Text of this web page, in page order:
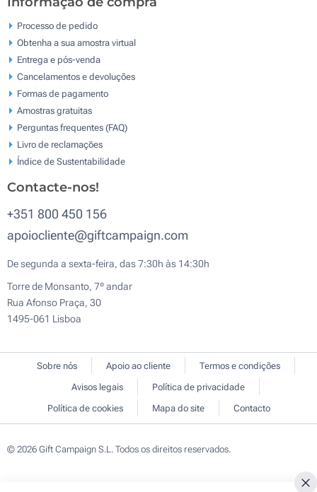
Processo de pedido
Obtenha a sua amostra virtual
Entrega e pós-venda
Cancelamentos e devoluções
Formas de pagamento
Amostras gratuitas
Perguntas frequentes (FAQ)
Livro de reclamaçōes
Índice de Sustentabilidade
Contacte-nos!
+351 800 450 156
apoiocliente@giftcampaign.com
De segunda a sexta-feira, das 7:30h às 14:30h
Torre de Monsanto, 7º andar
Rua Afonso Praça, 30
1495-061 Lisboa
Sobre nós Apoio ao cliente
Termos e condições
Avisos legais
Política de privacidade
Política de cookies
Mapa do site Contacto
© 2026 Gift Campaign S.L. Todos os direitos reservados.